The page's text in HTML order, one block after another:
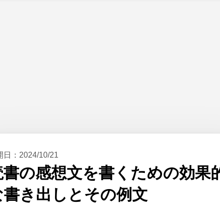
日： 2024/10/21
書の感想文を書くための効果
書き出しとその例文